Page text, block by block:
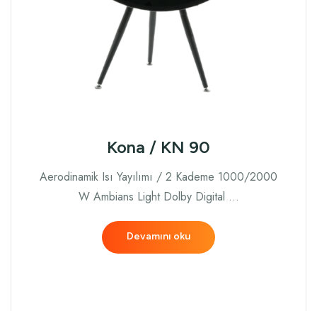
Kona / KN 90
Aerodinamik Isı Yayılımı / 2 Kademe 1000/2000
W Ambians Light Dolby Digital …
Devamını oku